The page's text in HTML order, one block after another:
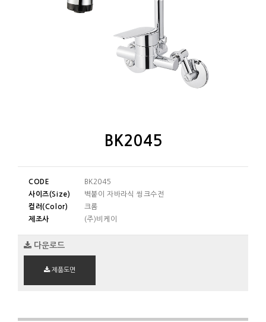
BK2045
CODE
BK2045
사이즈(Size)
벽붙이 자바라식 씽크수전
컬러(Color)
크롬
제조사
(주)비케이
다운로드
제품도면